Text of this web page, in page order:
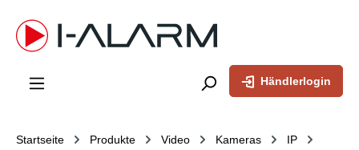
springen
Händlerlogin
Startseite Produkte Video Kameras
IP